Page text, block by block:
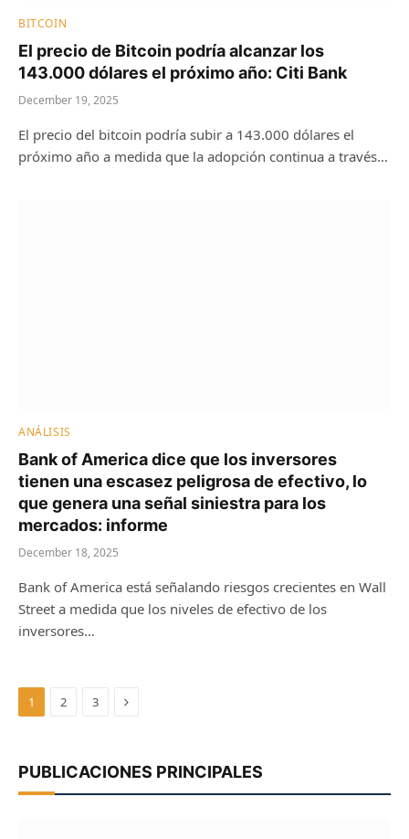
BITCOIN
El precio de Bitcoin podría alcanzar los
143.000 dólares el próximo año: Citi Bank
December 19, 2025
El precio del bitcoin podría subir a 143.000 dólares el
próximo año a medida que la adopción continua a través…
ANÁLISIS
Bank of America dice que los inversores
tienen una escasez peligrosa de efectivo, lo
que genera una señal siniestra para los
mercados: informe
December 18, 2025
Bank of America está señalando riesgos crecientes en Wall
Street a medida que los niveles de efectivo de los
inversores…
1 2 3 Next
PUBLICACIONES PRINCIPALES